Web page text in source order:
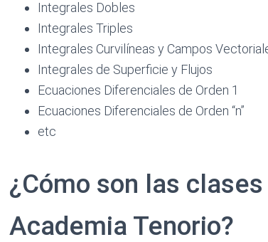
Integrales Dobles
Integrales Triples
Integrales Curvilíneas y Campos
Integrales de Superficie y Flujos
Ecuaciones Diferenciales de Orden 1
Ecuaciones Diferenciales de Orden “n”
etc
¿Cómo son las
Academia Tenorio?